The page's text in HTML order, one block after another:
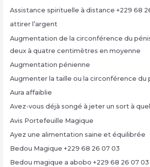
Assistance spirituelle à distance +229 68
attirer l’argent
Augmentation de la circonférence du
deux à quatre centimètres en moyenne
Augmentation pénienne
Augmenter la taille ou la circonférence du
Aura affaiblie
Avez-vous déjà songé à jeter un sort à
Avis Portefeuille Magique
Ayez une alimentation saine et équilibrée
Bedou Magique +229 68 26 07 03
Bedou magique a abobo +229 68 26 07 03